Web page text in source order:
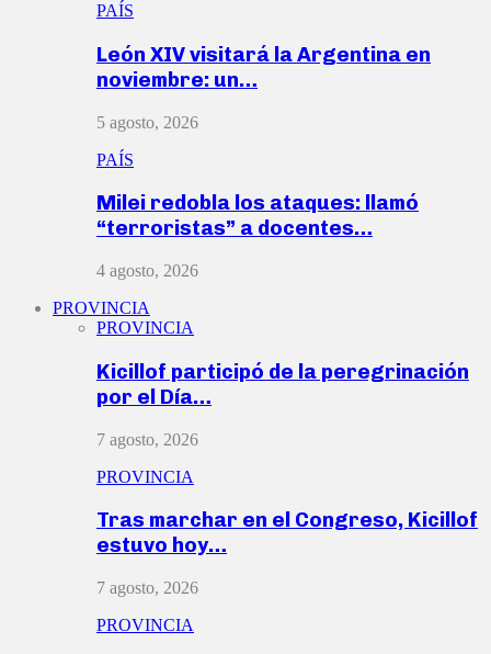
PAÍS
León XIV visitará la Argentina en
noviembre: un…
5 agosto, 2026
PAÍS
Milei redobla los ataques: llamó
“terroristas” a docentes…
4 agosto, 2026
PROVINCIA
PROVINCIA
Kicillof participó de la peregrinación
por el Día…
7 agosto, 2026
PROVINCIA
Tras marchar en el Congreso, Kicillof
estuvo hoy…
7 agosto, 2026
PROVINCIA